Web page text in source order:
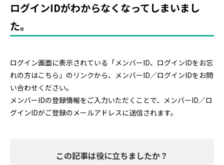
ログインIDがわからなくなってしまいまし
た。
ログイン画面に表示されている「メンバーID、ログインIDをお忘
れの方はこちら」のリンクから、メンバーID／ログインIDをお問
い合わせください。
メンバーIDの登録情報をご入力いただくことで、メンバーID／ロ
グインIDがご登録のメールアドレスに送信されます。
この記事は役に立ちましたか？